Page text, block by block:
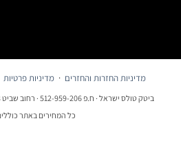
מדיניות החזרות והחזרים ·מדיניות פרטיות·
ביטק טולס ישראל · ח.פ 512-959-206 · רחוב שביט 3, ראשון לציון · טל׳ 03-544-4144
כל המחירים באתר כוללים מע״מ